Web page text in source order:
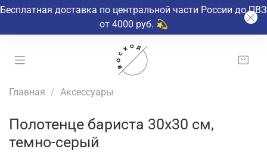
Бесплатная доставка по центральной части России до ПВЗ
от 4000 руб. 💫
Главная Аксессуары
Полотенце бариста 30х30 см,
темно-серый